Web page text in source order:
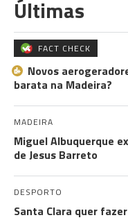
Últimas
FACT CHECK
Novos
barata na Madeira?
MADEIRA
Miguel Albuquerque
de Jesus Barreto
DESPORTO
Santa Clara quer